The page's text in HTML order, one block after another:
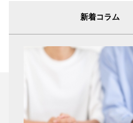
新着コラム